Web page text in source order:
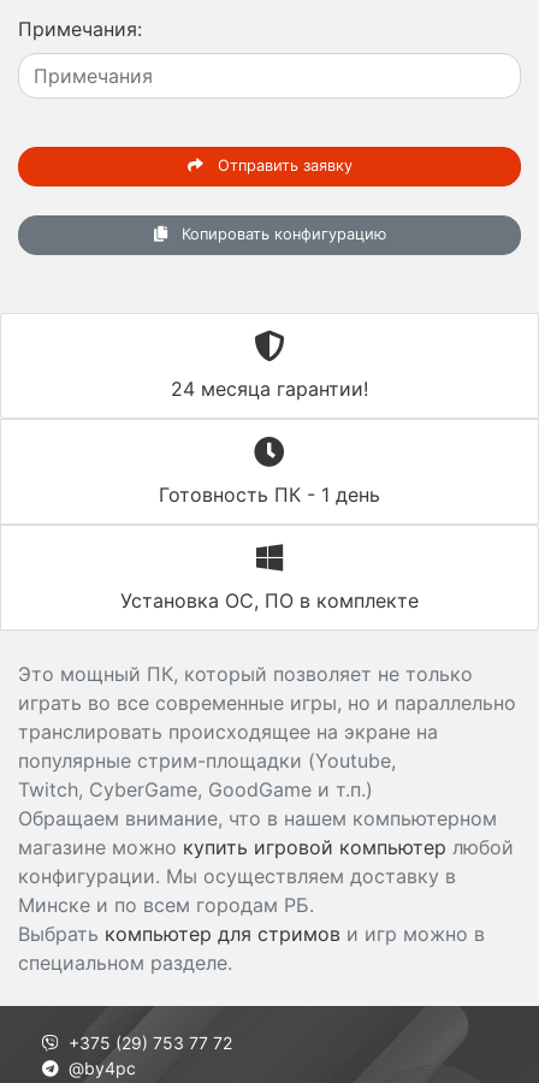
Примечания:
Отправить заявку
Копировать конфигурацию
24 месяца гарантии!
Готовность ПК - 1 день
Установка ОС, ПО в комплекте
Это мощный ПК, который позволяет не только
играть во все современные игры, но и параллельно
транслировать происходящее на экране на
популярные стрим-площадки (Youtube,
Twitch, CyberGame, GoodGame и т.п.)
Обращаем внимание, что в нашем компьютерном
магазине можно купить игровой компьютер любой
конфигурации. Мы осуществляем доставку в
Минске и по всем городам РБ.
Выбрать компьютер для стримов и игр можно в
специальном разделе.
+375 (29) 753 77 72
@by4pc